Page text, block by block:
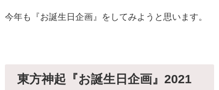
今年も『お誕生日企画』をしてみようと思います。
東方神起『お誕生日企画』2021